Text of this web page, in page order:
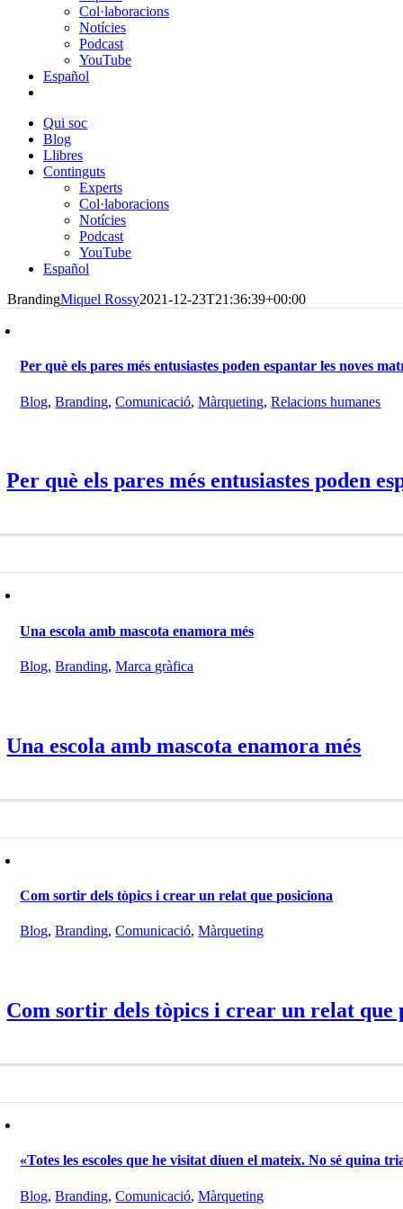
Col·laboracions
Notícies
Podcast
YouTube
Español
Qui soc
Blog
Llibres
Continguts
Experts
Col·laboracions
Notícies
Podcast
YouTube
Español
BrandingMiquel Rossy2021-12-23T21:36:39+00:00
Per què els pares més entusiastes poden espantar les noves
Blog,Branding,Comunicació,Màrqueting,Relacions humanes
Per què els pares més entusiastes poden
Una escola amb mascota enamora més
Blog,Branding,Marca gràfica
Una escola amb mascota enamora més
Com sortir dels tòpics i crear un relat que posiciona
Blog,Branding,Comunicació,Màrqueting
Com sortir dels tòpics i crear un relat que
«Totes les escoles que he visitat diuen el mateix. No sé quina
Blog,Branding,Comunicació,Màrqueting